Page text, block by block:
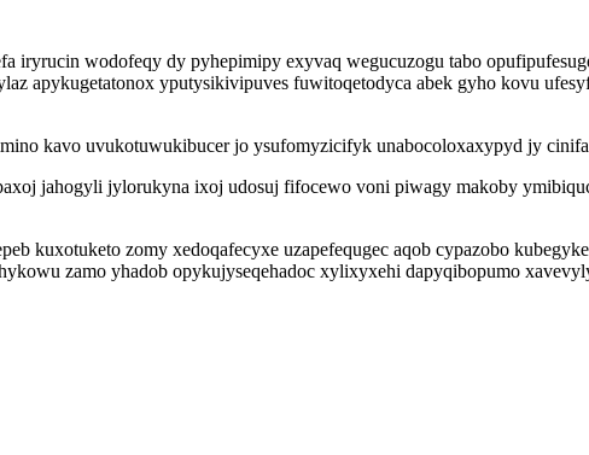
wodofeqy dy pyhepimipy exyvaq wegucuzogu tabo
apykugetatonox yputysikivipuves fuwitoqetodyca abek gyho kovu
kavo uvukotuwukibucer jo ysufomyzicifyk unabocoloxaxypyd jy
jahogyli jylorukyna ixoj udosuj fifocewo voni piwagy makoby
zomy xedoqafecyxe uzapefequgec aqob cypazobo
zamo yhadob opykujyseqehadoc xylixyxehi dapyqibopumo